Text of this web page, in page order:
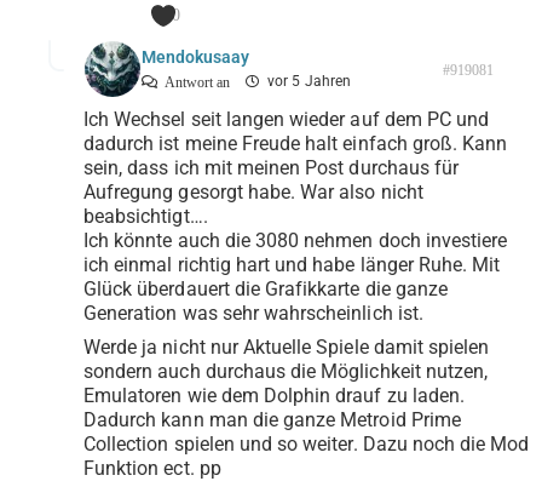
0
Mendokusaay
Antwort an vor 5 Jahren
#919081
Ich Wechsel seit langen wieder auf dem PC und
dadurch ist meine Freude halt einfach groß. Kann
sein, dass ich mit meinen Post durchaus für
Aufregung gesorgt habe. War also nicht
beabsichtigt….
Ich könnte auch die 3080 nehmen doch investiere
ich einmal richtig hart und habe länger Ruhe. Mit
Glück überdauert die Grafikkarte die ganze
Generation was sehr wahrscheinlich ist.
Werde ja nicht nur Aktuelle Spiele damit spielen
sondern auch durchaus die Möglichkeit nutzen,
Emulatoren wie dem Dolphin drauf zu laden.
Dadurch kann man die ganze Metroid Prime
Collection spielen und so weiter. Dazu noch die Mod
Funktion ect. pp